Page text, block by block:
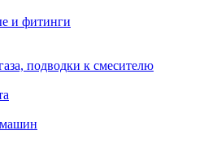
и фитинги
подводки к смесителю